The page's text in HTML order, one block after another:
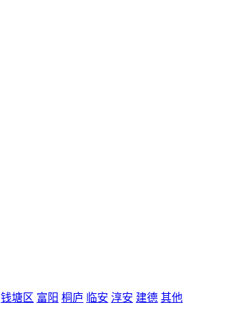
钱塘区 富阳 桐庐 临安 淳安 建德 其他